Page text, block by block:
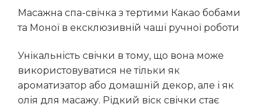
Масажна спа-свічка з тертими Какао бобами
та Моної в ексклюзивній чаші ручної роботи
Унікальність свічки в тому, що вона може
використовуватися не тільки як
ароматизатор або домашній декор, але і як
олія для масажу. Рідкий віск свічки стає